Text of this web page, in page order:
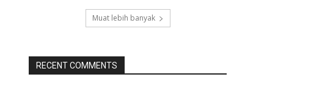
Muat lebih banyak
RECENT COMMENTS